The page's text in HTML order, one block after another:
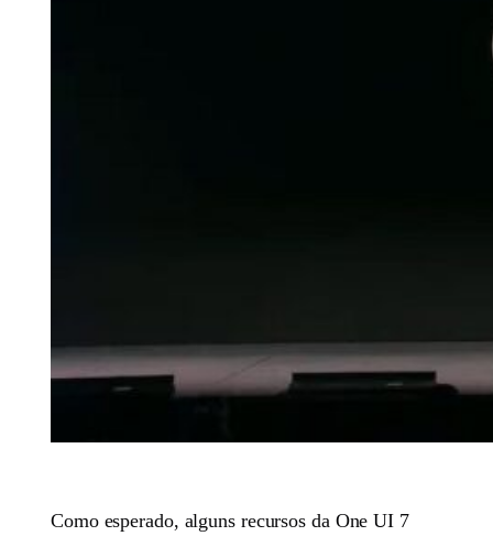
Como esperado, alguns recursos da One UI 7